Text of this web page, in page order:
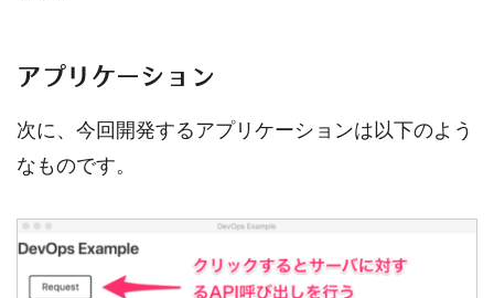
アプリケーション
次に、今回開発するアプリケーションは以下のよう
なものです。